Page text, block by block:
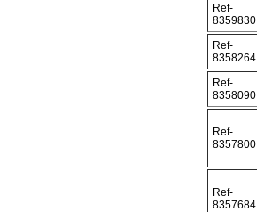
Ref-
8359830
Ref-
8358264
Ref-
8358090
Ref-
8357800
Ref-
8357684